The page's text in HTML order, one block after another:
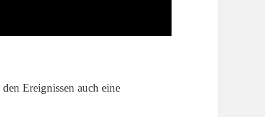
Ereignissen auch eine